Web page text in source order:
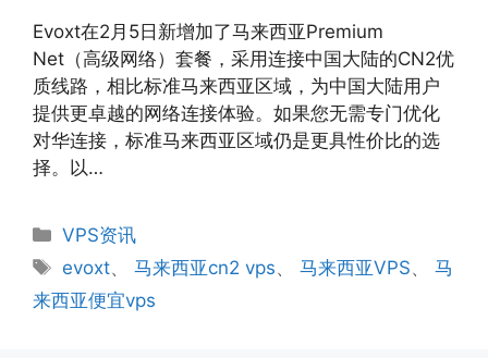
Evoxt在2月5日新增加了马来西亚Premium
Net（高级网络）套餐，采用连接中国大陆的CN2优
质线路，相比标准马来西亚区域，为中国大陆用户
提供更卓越的网络连接体验。如果您无需专门优化
对华连接，标准马来西亚区域仍是更具性价比的选
择。以…
分
类
VPS资讯
标
签
evoxt、马来西亚cn2 vps、马来西亚VPS、马
来西亚便宜vps